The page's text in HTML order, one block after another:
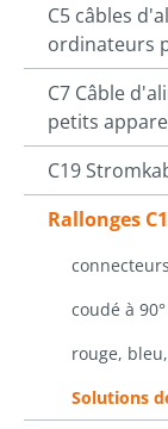
C5 câbles
ordinateurs
C7 Câble
petits
C19
Rallonges
coudé à 90°
rouge,
Solutions